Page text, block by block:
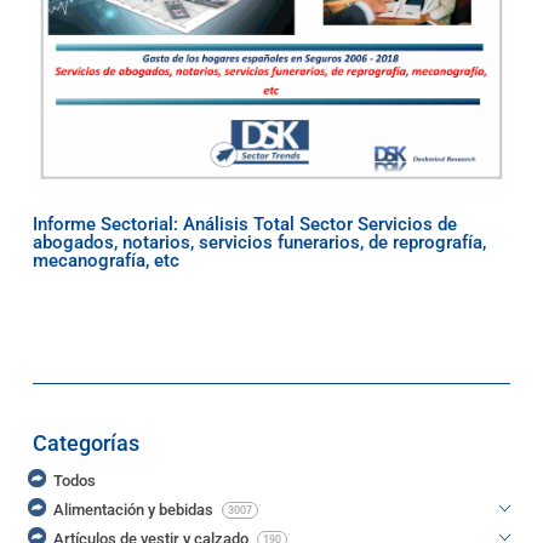
Informe Sectorial: Análisis Total Sector Servicios de
abogados, notarios, servicios funerarios, de reprografía,
mecanografía, etc
Categorías
Todos
Alimentación y bebidas
3007
Artículos de vestir y calzado 190